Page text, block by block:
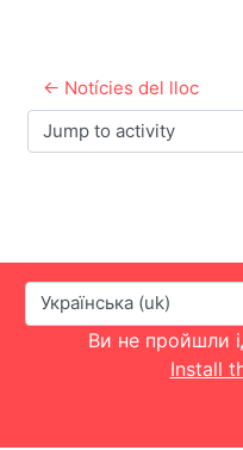
← Notícies del lloc
Jump to activity
Мова інтерфейсу
Ви не пройшли
Install